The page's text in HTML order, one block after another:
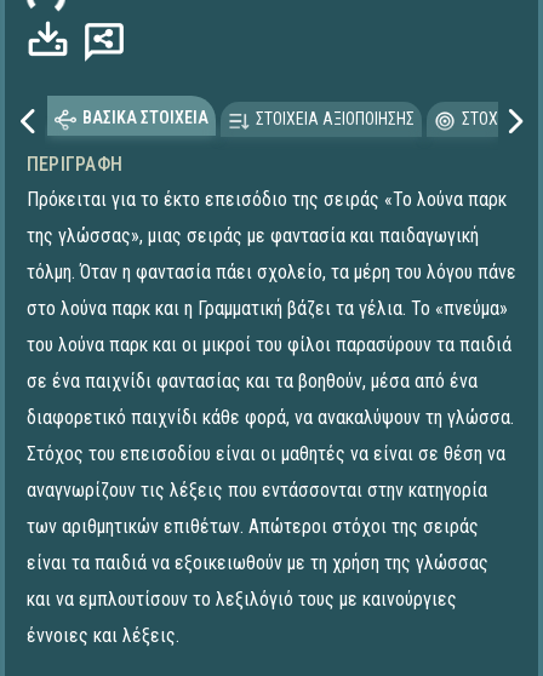
ΒΑΣΙΚΑ ΣΤΟΙΧΕΙΑ ΣΤΟΙΧΕΙΑ ΑΞΙΟΠΟΙΗΣΗΣ
ΠΕΡΙΓΡΑΦΉ
Πρόκειται για το έκτο επεισόδιο της σειράς «Το λούνα παρκ
της γλώσσας», μιας σειράς με φαντασία και παιδαγωγική
τόλμη. Όταν η φαντασία πάει σχολείο, τα μέρη του λόγου πάνε
στο λούνα παρκ και η Γραμματική βάζει τα γέλια. Το «πνεύμα»
του λούνα παρκ και οι μικροί του φίλοι παρασύρουν τα παιδιά
σε ένα παιχνίδι φαντασίας και τα βοηθούν, μέσα από ένα
διαφορετικό παιχνίδι κάθε φορά, να ανακαλύψουν τη γλώσσα.
Στόχος του επεισοδίου είναι οι μαθητές να είναι σε θέση να
αναγνωρίζουν τις λέξεις που εντάσσονται στην κατηγορία
των αριθμητικών επιθέτων. Απώτεροι στόχοι της σειράς
είναι τα παιδιά να εξοικειωθούν με τη χρήση της γλώσσας
και να εμπλουτίσουν το λεξιλόγιό τους με καινούργιες
έννοιες και λέξεις.